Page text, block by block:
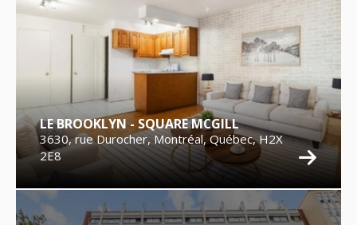
LE BROOKLYN - SQUARE MCGILL
3630, rue Durocher, Montréal, Québec, H2X
2E8